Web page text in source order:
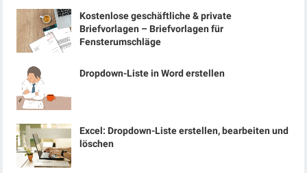
Kostenlose geschäftliche & private
Briefvorlagen – Briefvorlagen für
Fensterumschläge
Dropdown-Liste in Word erstellen
Excel: Dropdown-Liste erstellen, bearbeiten und
löschen